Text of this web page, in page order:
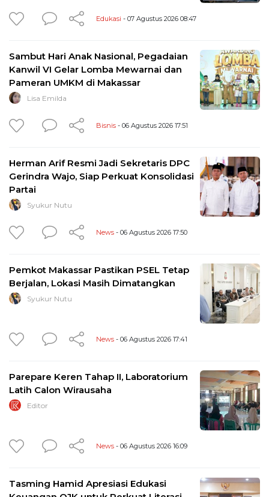
Edukasi - 07 Agustus 2026 08:47
Sambut Hari Anak Nasional, Pegadaian
Kanwil VI Gelar Lomba Mewarnai dan
Pameran UMKM di Makassar
Lisa Emilda
Bisnis - 06 Agustus 2026 17:51
Herman Arif Resmi Jadi Sekretaris DPC
Gerindra Wajo, Siap Perkuat Konsolidasi
Partai
Syukur Nutu
News - 06 Agustus 2026 17:50
Pemkot Makassar Pastikan PSEL Tetap
Berjalan, Lokasi Masih Dimatangkan
Syukur Nutu
News - 06 Agustus 2026 17:41
Parepare Keren Tahap II, Laboratorium
Latih Calon Wirausaha
Editor
News - 06 Agustus 2026 16:09
Tasming Hamid Apresiasi Edukasi